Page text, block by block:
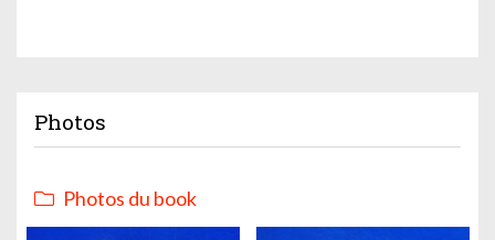
Photos
Photos du book